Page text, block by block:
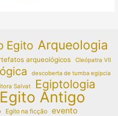
Egito Arqueologia
arqueológicos Cleópatra VII
descoberta de tumba egípcia
Salvat Egiptologia
Egito Antigo
Egito na ficção evento